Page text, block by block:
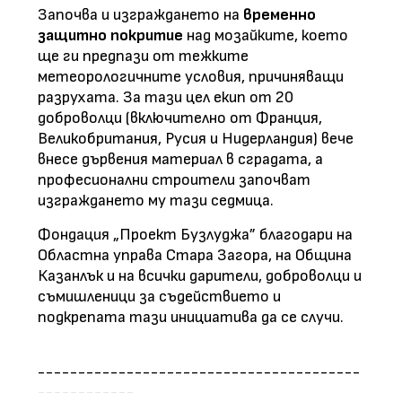
Започва и изграждането на временно
защитно покритие над мозайките, което
ще ги предпази от тежките
метеорологичните условия, причиняващи
разрухата. За тази цел екип от 20
доброволци (включително от Франция,
Великобритания, Русия и Нидерландия) вече
внесе дървения материал в сградата, а
професионални строители започват
изграждането му тази седмица.
Фондация „Проект Бузлуджа” благодари на
Областна управа Стара Загора, на Община
Казанлък и на всички дарители, доброволци и
съмишленици за съдействието и
подкрепата тази инициатива да се случи.
----------------------------------------